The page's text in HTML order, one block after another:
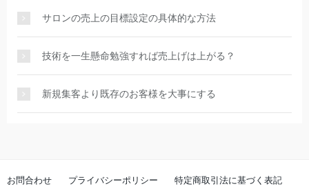
サロンの売上の目標設定の具体的な方法
技術を一生懸命勉強すれば売上げは上がる？
新規集客より既存のお客様を大事にする
お問合わせ プライバシーポリシー 特定商取引法に基づく表記